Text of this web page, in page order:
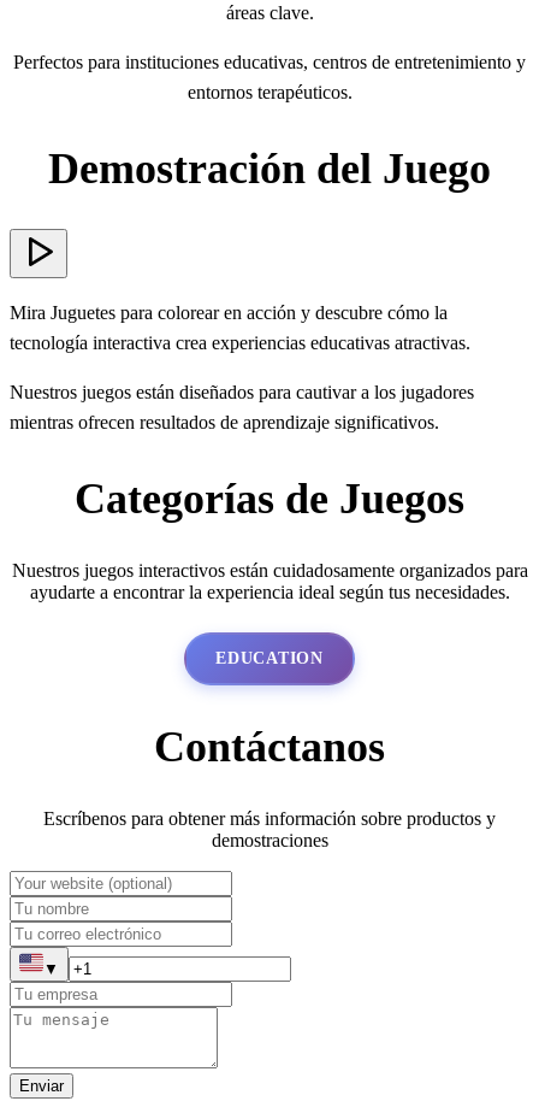
áreas clave.
Perfectos para instituciones educativas, centros de entretenimiento y
entornos terapéuticos.
Demostración del Juego
Mira Juguetes para colorear en acción y descubre cómo la
tecnología interactiva crea experiencias educativas atractivas.
Nuestros juegos están diseñados para cautivar a los jugadores
mientras ofrecen resultados de aprendizaje significativos.
Categorías de Juegos
Nuestros juegos interactivos están cuidadosamente organizados para
ayudarte a encontrar la experiencia ideal según tus necesidades.
EDUCATION
Contáctanos
Escríbenos para obtener más información sobre productos y
demostraciones
▼
Enviar